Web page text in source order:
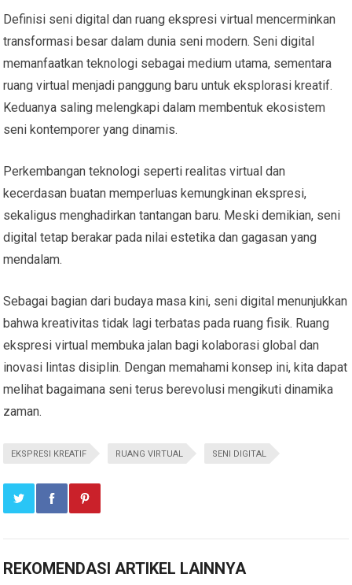
Definisi seni digital dan ruang ekspresi virtual mencerminkan
transformasi besar dalam dunia seni modern. Seni digital
memanfaatkan teknologi sebagai medium utama, sementara
ruang virtual menjadi panggung baru untuk eksplorasi kreatif.
Keduanya saling melengkapi dalam membentuk ekosistem
seni kontemporer yang dinamis.
Perkembangan teknologi seperti realitas virtual dan
kecerdasan buatan memperluas kemungkinan ekspresi,
sekaligus menghadirkan tantangan baru. Meski demikian, seni
digital tetap berakar pada nilai estetika dan gagasan yang
mendalam.
Sebagai bagian dari budaya masa kini, seni digital menunjukkan
bahwa kreativitas tidak lagi terbatas pada ruang fisik. Ruang
ekspresi virtual membuka jalan bagi kolaborasi global dan
inovasi lintas disiplin. Dengan memahami konsep ini, kita dapat
melihat bagaimana seni terus berevolusi mengikuti dinamika
zaman.
EKSPRESI KREATIF RUANG VIRTUAL SENI DIGITAL
REKOMENDASI ARTIKEL LAINNYA